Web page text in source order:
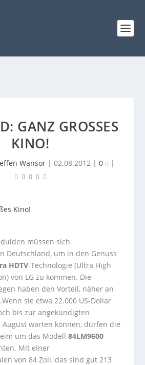
GANZ GROSSES K
INO!
Wansor | 02.08.2012 | 0 |
müssen sich
Deutschland, um in den Genuss
HDTV-Technologie (Ultra High
von LG zu kommen. Die
haben den Vorteil, näher an
sie etwa 22.000 US-Dollar
bis zur angekündigten
August warten können, dürfen die
um das Modell84LM9600
Mit einer
von 84 Zoll, das sind gut 213